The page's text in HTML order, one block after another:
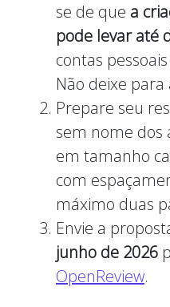
se de que a
pode levar até
contas
Não deixe
Prepare seu
sem nome dos
em tamanho
com
máximo duas
Envie a
junho de 2026
OpenReview.